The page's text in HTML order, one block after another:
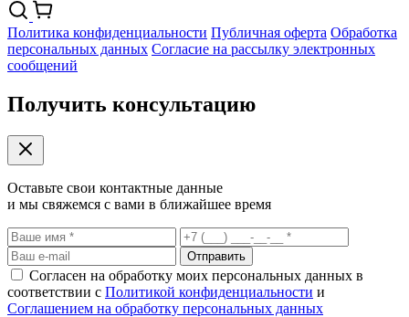
Политика конфиденциальности Публичная оферта Обработка
персональных данных Согласие на рассылку электронных
сообщений
Получить консультацию
Оставьте свои контактные данные
и мы свяжемся с вами в ближайшее время
Отправить
Согласен на обработку моих персональных данных в
соответствии с Политикой конфиденциальности и
Соглашением на обработку персональных данных